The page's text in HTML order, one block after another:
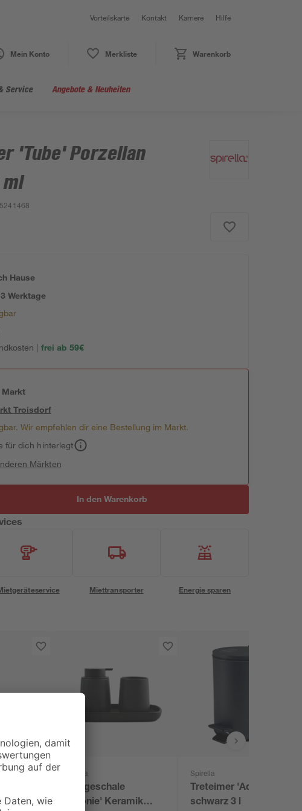
Vorteilskarte Kontakt Karriere Hilfe
Mein Konto Merkliste Warenkorb
Service Angebote & Neuheiten
'Tube' Porzellan
ml
5241468
Hause
Werktage
| frei ab 59€
Troisdorf
Wir empfehlen dir eine Bestellung im Markt.
für dich hinterlegt
Märkten
In den Warenkorb
Miettransporter Energie sparen
Spirella
Ablageschale
'Maonie' Keramik
Spirella
Treteimer 'Adelar'
schwarz 3 l